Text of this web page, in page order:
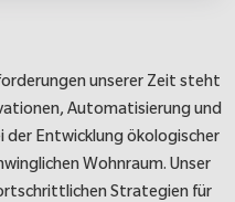
unserer Zeit steht
Automatisierung und
Entwicklung ökologischer
Wohnraum. Unser
Strategien für